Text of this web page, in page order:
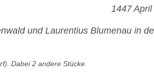
1447 April
und Laurentius Blumenau in
Dabei 2 andere Stücke.